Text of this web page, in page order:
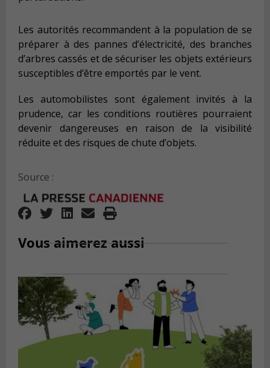
Les autorités recommandent à la population de se
préparer à des pannes d’électricité, des branches
d’arbres cassés et de sécuriser les objets extérieurs
susceptibles d’être emportés par le vent.
Les automobilistes sont également invités à la
prudence, car les conditions routières pourraient
devenir dangereuses en raison de la visibilité
réduite et des risques de chute d’objets.
Source :
Vous aimerez aussi